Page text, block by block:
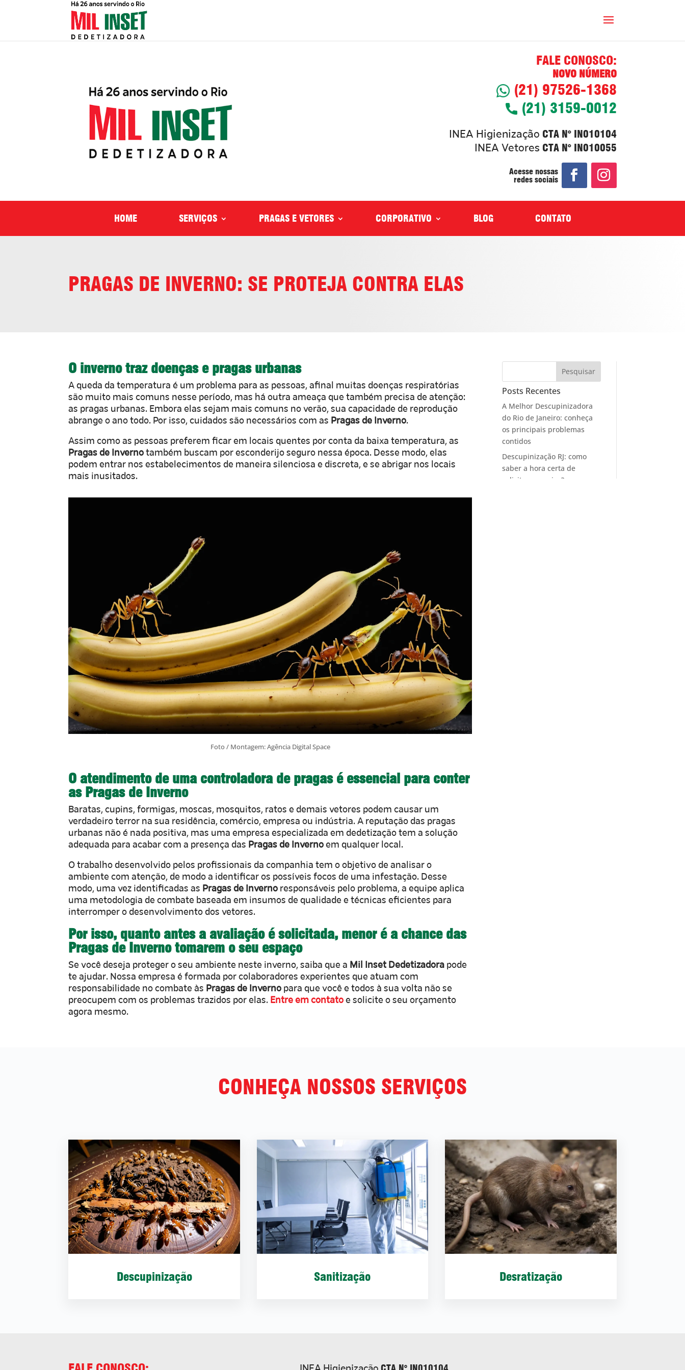
FALE CONOSCO:
NOVO NÚMERO
(21) 97526-1368
(21) 3159-0012
INEA Higienização CTA N° IN010104
INEA Vetores CTA N° IN010055
Acesse nossas
redes sociais
HOME SERVIÇOS PRAGAS E VETORES CORPORATIVO BLOG CONTATO
PRAGAS DE INVERNO: SE PROTEJA CONTRA ELAS
O inverno traz doenças e pragas urbanas
A queda da temperatura é um problema para as pessoas, afinal muitas doenças respiratórias
são muito mais comuns nesse período, mas há outra ameaça que também precisa de atenção:
as pragas urbanas. Embora elas sejam mais comuns no verão, sua capacidade de reprodução
abrange o ano todo. Por isso, cuidados são necessários com as Pragas de Inverno.
Assim como as pessoas preferem ficar em locais quentes por conta da baixa temperatura, as
Pragas de Inverno também buscam por esconderijo seguro nessa época. Desse modo, elas
podem entrar nos estabelecimentos de maneira silenciosa e discreta, e se abrigar nos locais
mais inusitados.
Foto / Montagem: Agência Digital Space
O atendimento de uma controladora de pragas é essencial para conter
as Pragas de Inverno
Baratas, cupins, formigas, moscas, mosquitos, ratos e demais vetores podem causar um
verdadeiro terror na sua residência, comércio, empresa ou indústria. A reputação das pragas
urbanas não é nada positiva, mas uma empresa especializada em dedetização tem a solução
adequada para acabar com a presença das Pragas de Invernoem qualquer local.
O trabalho desenvolvido pelos profissionais da companhia tem o objetivo de analisar o
ambiente com atenção, de modo a identificar os possíveis focos de uma infestação. Desse
modo, uma vez identificadas as Pragas de Inverno responsáveis pelo problema, a equipe aplica
uma metodologia de combate baseada em insumos de qualidade e técnicas eficientes para
interromper o desenvolvimento dos vetores.
Por isso, quanto antes a avaliação é solicitada, menor é a chance das
Pragas de Inverno tomarem o seu espaço
Se você deseja proteger o seu ambiente neste inverno, saiba que a Mil Inset Dedetizadora pode
te ajudar. Nossa empresa é formada por colaboradores experientes que atuam com
responsabilidade no combate às Pragas de Inverno para que você e todos à sua volta não se
preocupem com os problemas trazidos por elas. Entre em contato e solicite o seu orçamento
agora mesmo.
Pesquisar
Posts Recentes
A Melhor Descupinizadora
do Rio de Janeiro: conheça
os principais problemas
contidos
Descupinização RJ: como
saber a hora certa de
solicitar o serviço?
CONHEÇA NOSSOS SERVIÇOS
Descupinização Sanitização Desratização